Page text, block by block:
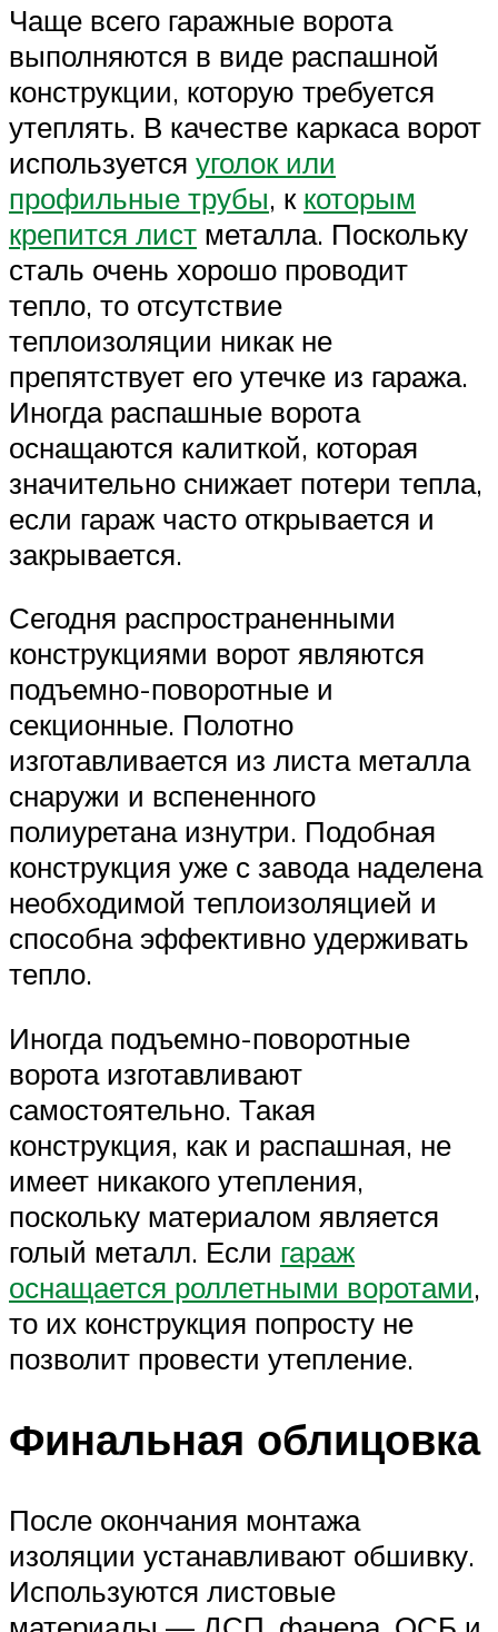
Чаще всего гаражные ворота
выполняются в виде распашной
конструкции, которую требуется
утеплять. В качестве каркаса ворот
используется уголок или
профильные трубы, к которым
крепится лист металла. Поскольку
сталь очень хорошо проводит
тепло, то отсутствие
теплоизоляции никак не
препятствует его утечке из гаража.
Иногда распашные ворота
оснащаются калиткой, которая
значительно снижает потери тепла,
если гараж часто открывается и
закрывается.
Сегодня распространенными
конструкциями ворот являются
подъемно-поворотные и
секционные. Полотно
изготавливается из листа металла
снаружи и вспененного
полиуретана изнутри. Подобная
конструкция уже с завода наделена
необходимой теплоизоляцией и
способна эффективно удерживать
тепло.
Иногда подъемно-поворотные
ворота изготавливают
самостоятельно. Такая
конструкция, как и распашная, не
имеет никакого утепления,
поскольку материалом является
голый металл. Если гараж
оснащается роллетными воротами,
то их конструкция попросту не
позволит провести утепление.
Финальная облицовка
После окончания монтажа
изоляции устанавливают обшивку.
Используются листовые